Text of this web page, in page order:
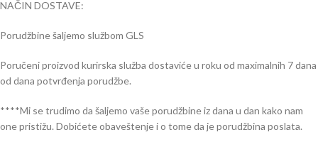
NAČIN DOSTAVE:
Porudžbine šaljemo službom GLS
Poručeni proizvod kurirska služba dostaviće u roku od maximalnih 7 dana
od dana potvrđenja porudžbe.
****Mi se trudimo da šaljemo vaše porudžbine iz dana u dan kako nam
one pristižu. Dobićete obaveštenje i o tome da je porudžbina poslata.